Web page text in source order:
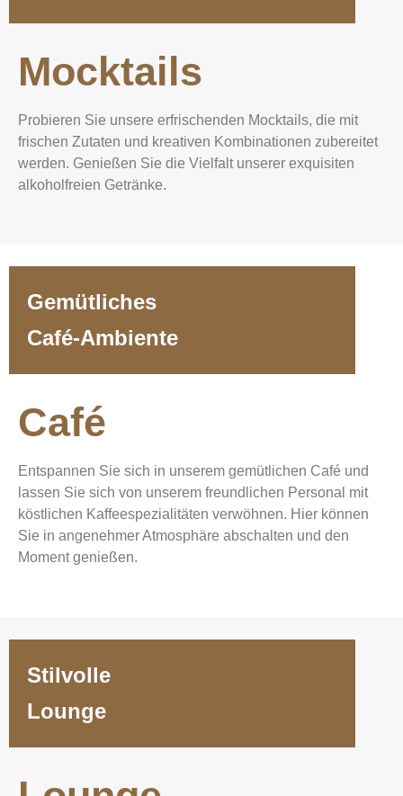
Mocktails
Probieren Sie unsere erfrischenden Mocktails, die mit
frischen Zutaten und kreativen Kombinationen zubereitet
werden. Genießen Sie die Vielfalt unserer exquisiten
alkoholfreien Getränke.
Gemütliches
Café-Ambiente
Café
Entspannen Sie sich in unserem gemütlichen Café und
lassen Sie sich von unserem freundlichen Personal mit
köstlichen Kaffeespezialitäten verwöhnen. Hier können
Sie in angenehmer Atmosphäre abschalten und den
Moment genießen.
Stilvolle
Lounge